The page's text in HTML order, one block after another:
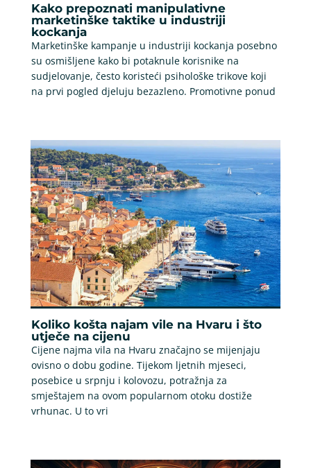
Kako prepoznati manipulativne
marketinške taktike u industriji
kockanja
Marketinške kampanje u industriji kockanja posebno
su osmišljene kako bi potaknule korisnike na
sudjelovanje, često koristeći psihološke trikove koji
na prvi pogled djeluju bezazleno. Promotivne ponud
Koliko košta najam vile na Hvaru i što
utječe na cijenu
Cijene najma vila na Hvaru značajno se mijenjaju
ovisno o dobu godine. Tijekom ljetnih mjeseci,
posebice u srpnju i kolovozu, potražnja za
smještajem na ovom popularnom otoku dostiže
vrhunac. U to vri